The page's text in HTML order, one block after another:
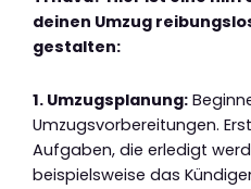
deinen Umzug
gestalten:
1. Umzugsplanung:
Umzugsvorbereitungen.
Aufgaben, die erledigt
beispielsweise das